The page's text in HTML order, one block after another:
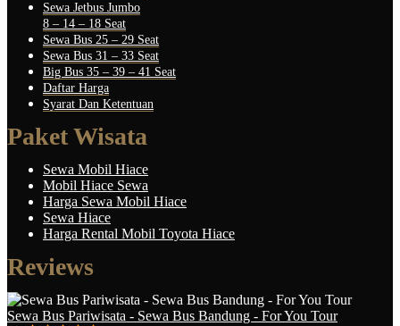
Sewa Jetbus Jumbo
8 – 14 – 18 Seat
Sewa Bus 25 – 29 Seat
Sewa Bus 31 – 33 Seat
Big Bus 35 – 39 – 41 Seat
Daftar Harga
Syarat Dan Ketentuan
Paket Wisata
Sewa Mobil Hiace
Mobil Hiace Sewa
Harga Sewa Mobil Hiace
Sewa Hiace
Harga Rental Mobil Toyota Hiace
Reviews
Sewa Bus Pariwisata - Sewa Bus Bandung - For You Tour